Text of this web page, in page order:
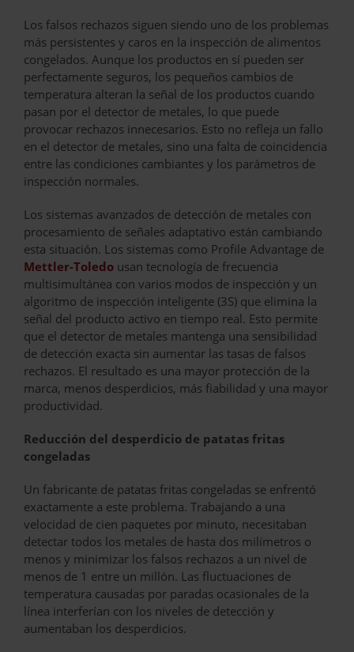
Los falsos rechazos siguen siendo uno de los problemas
más persistentes y caros en la inspección de alimentos
congelados. Aunque los productos en sí pueden ser
perfectamente seguros, los pequeños cambios de
temperatura alteran la señal de los productos cuando
pasan por el detector de metales, lo que puede
provocar rechazos innecesarios. Esto no refleja un fallo
en el detector de metales, sino una falta de coincidencia
entre las condiciones cambiantes y los parámetros de
inspección normales.
Los sistemas avanzados de detección de metales con
procesamiento de señales adaptativo están cambiando
esta situación. Los sistemas como Profile Advantage de
Mettler-Toledo usan tecnología de frecuencia
multisimultánea con varios modos de inspección y un
algoritmo de inspección inteligente (3S) que elimina la
señal del producto activo en tiempo real. Esto permite
que el detector de metales mantenga una sensibilidad
de detección exacta sin aumentar las tasas de falsos
rechazos. El resultado es una mayor protección de la
marca, menos desperdicios, más fiabilidad y una mayor
productividad.
Reducción del desperdicio de patatas fritas
congeladas
Un fabricante de patatas fritas congeladas se enfrentó
exactamente a este problema. Trabajando a una
velocidad de cien paquetes por minuto, necesitaban
detectar todos los metales de hasta dos milímetros o
menos y minimizar los falsos rechazos a un nivel de
menos de 1 entre un millón. Las fluctuaciones de
temperatura causadas por paradas ocasionales de la
línea interferían con los niveles de detección y
aumentaban los desperdicios.